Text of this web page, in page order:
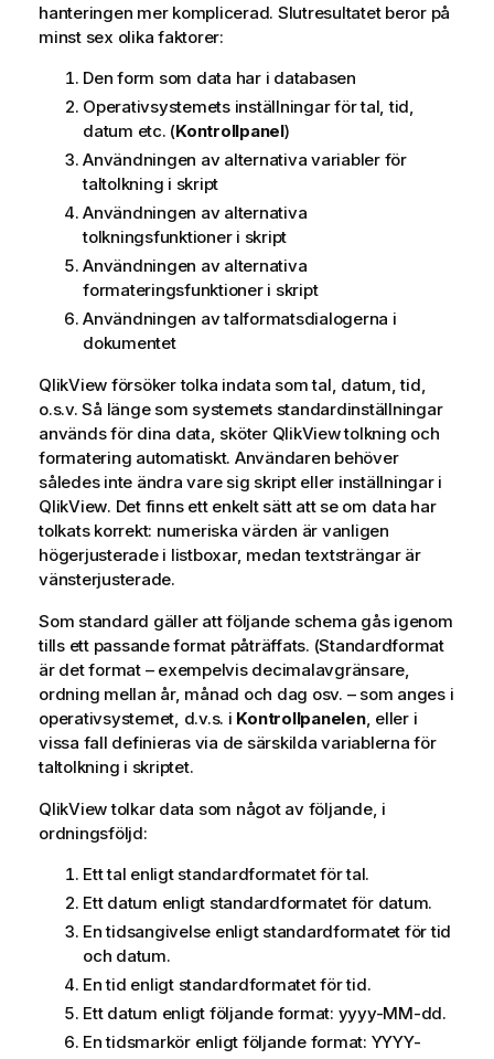
hanteringen mer komplicerad. Slutresultatet beror på
minst sex olika faktorer:
Den form som data har i databasen
Operativsystemets inställningar för tal, tid,
datum etc. (Kontrollpanel)
Användningen av alternativa variabler för
taltolkning i skript
Användningen av alternativa
tolkningsfunktioner i skript
Användningen av alternativa
formateringsfunktioner i skript
Användningen av talformatsdialogerna i
dokumentet
QlikView försöker tolka indata som tal, datum, tid,
o.s.v. Så länge som systemets standardinställningar
används för dina data, sköter QlikViewtolkning och
formatering automatiskt. Användaren behöver
således inte ändra vare sig skript eller inställningar i
QlikView. Det finns ett enkelt sätt att se om data har
tolkats korrekt: numeriska värden är vanligen
högerjusterade i listboxar, medan textsträngar är
vänsterjusterade.
Som standard gäller att följande schema gås igenom
tills ett passande format påträffats. (Standardformat
är det format – exempelvis decimalavgränsare,
ordning mellan år, månad och dag osv. – som anges i
operativsystemet, d.v.s. i Kontrollpanelen, eller i
vissa fall definieras via de särskilda variablerna för
taltolkning i skriptet.
QlikViewtolkar data som något av följande, i
ordningsföljd:
Ett tal enligt standardformatet för tal.
Ett datum enligt standardformatet för datum.
En tidsangivelse enligt standardformatet för tid
och datum.
En tid enligt standardformatet för tid.
Ett datum enligt följande format: yyyy-MM-dd.
En tidsmarkör enligt följande format: YYYY-